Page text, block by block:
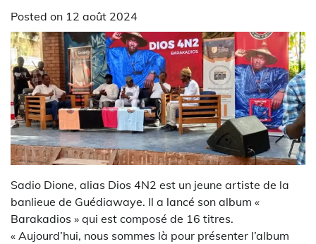
Posted on 12 août 2024
Sadio Dione, alias Dios 4N2 est un jeune artiste de la
banlieue de Guédiawaye. Il a lancé son album «
Barakadios » qui est composé de 16 titres.
« Aujourd’hui, nous sommes là pour présenter l’album